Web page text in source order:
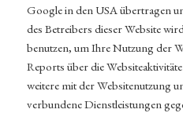
Google in den USA übertragen
des Betreibers dieser Website
benutzen, um Ihre Nutzung der
Reports über die
weitere mit der Websitenutzung
verbundene Dienstleistungen